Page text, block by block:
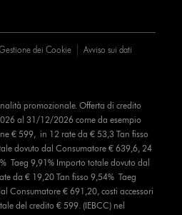
dei Cookie Avviso sui dati
promozionale. Offerta di credito
al 31/12/2026 come da esempio
€ 599, in 12 rate da € 53,3 Tan fisso
dovuto dal Consumatore € 639,6, 24
Taeg 9,91% Importo totale dovuto dal
da € 19,20 Tan fisso 9,54% Taeg
Consumatore € 691,20, costi accessori
del credito € 599. (IEBCC) nel